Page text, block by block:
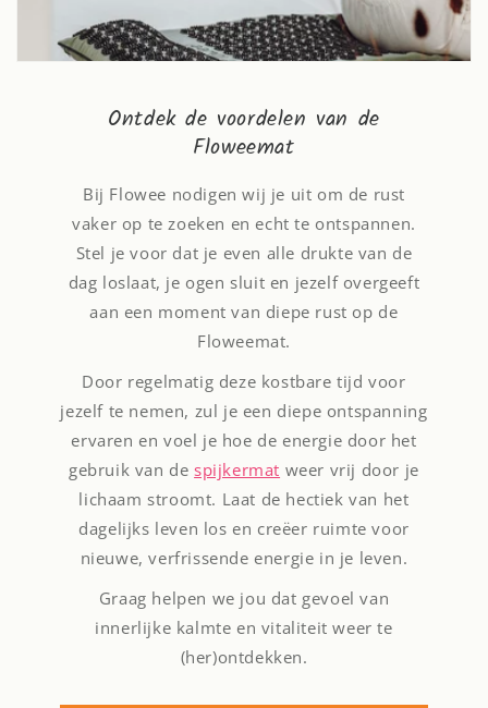
Ontdek de voordelen van de
Floweemat
Bij Flowee nodigen wij je uit om de rust
vaker op te zoeken en echt te ontspannen.
Stel je voor dat je even alle drukte van de
dag loslaat, je ogen sluit en jezelf overgeeft
aan een moment van diepe rust op de
Floweemat.
Door regelmatig deze kostbare tijd voor
jezelf te nemen, zul je een diepe ontspanning
ervaren en voel je hoe de energie door het
gebruik van despijkermat weer vrij door je
lichaam stroomt. Laat de hectiek van het
dagelijks leven los en creëer ruimte voor
nieuwe, verfrissende energie in je leven.
Graag helpen we jou dat gevoel van
innerlijke kalmte en vitaliteit weer te
(her)ontdekken.